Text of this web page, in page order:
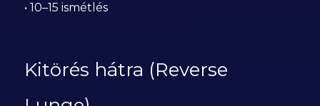
• 10–15 ismétlés
Kitörés hátra (Reverse